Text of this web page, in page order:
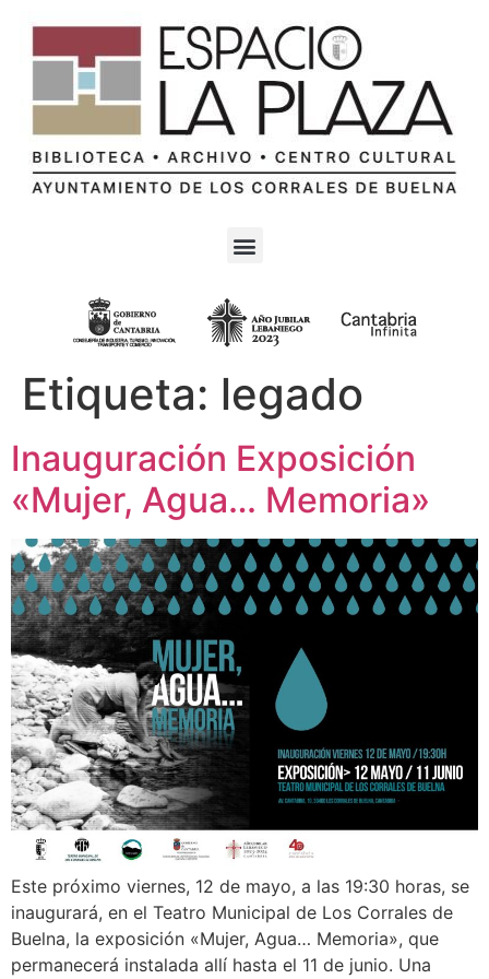
Etiqueta: legado
Inauguración Exposición
«Mujer, Agua… Memoria»
Este próximo viernes, 12 de mayo, a las 19:30 horas, se
inaugurará, en el Teatro Municipal de Los Corrales de
Buelna, la exposición «Mujer, Agua… Memoria», que
permanecerá instalada allí hasta el 11 de junio. Una